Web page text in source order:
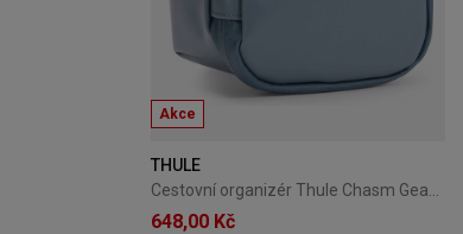
Akce
THULE
648,00 Kč